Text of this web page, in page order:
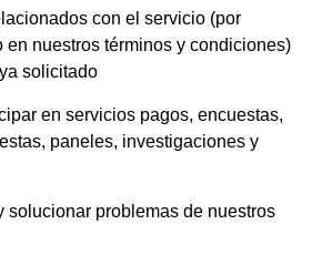
con el servicio (por
en nuestros términos y condiciones)
solicitado
en servicios pagos, encuestas,
paneles, investigaciones y
solucionar problemas de nuestros